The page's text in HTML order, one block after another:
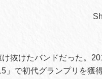
け抜けたバンドだった。
」で初代グランプリを獲